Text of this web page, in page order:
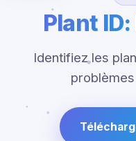
Plant
Identifiez les
problèmes